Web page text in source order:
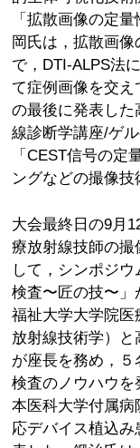
「拡散画像の定
岡氏は，拡散画
で，DTI-ALPS法
て症例画像を交
の最後に発表し
線診断学講座/ゲ
「CEST信号の
ングなどの撮像技
大会最終日の9月
療放射線技師の撮
して，シンポジ
検査〜匠の技〜
福祉大学大学院
放射線技術学）と
が座長を務め，
検査のノウハウを
本医科大学付属
応デバイス植込